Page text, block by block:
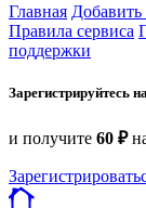
Главная Добавить
Правила сервиса
поддержки
Зарегистрируйтесь
и получите 60 ₽